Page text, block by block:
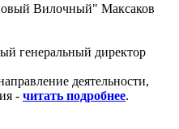
Вилочный" Максаков
деятельности,
- читать подробнее.